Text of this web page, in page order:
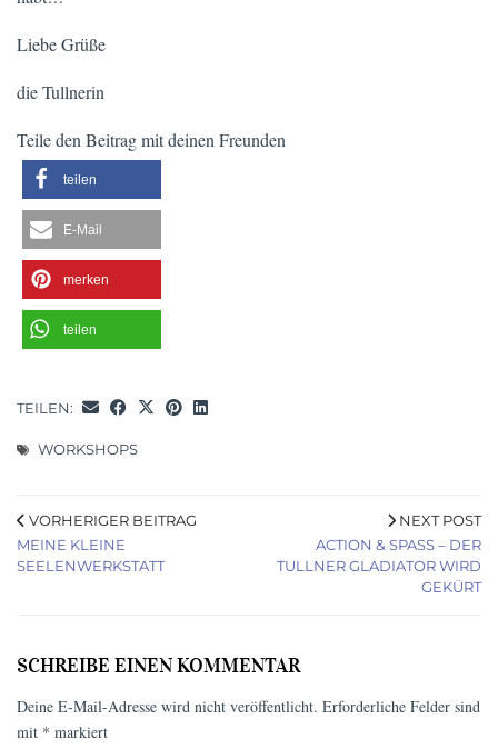
Liebe Grüße
die Tullnerin
Teile den Beitrag mit deinen Freunden
teilen
E-Mail
merken
teilen
TEILEN:
WORKSHOPS
VORHERIGER BEITRAG
MEINE KLEINE
SEELENWERKSTATT
NEXT POST
ACTION & SPASS – DER T
ULLNER GLADIATOR WIRD G
EKÜRT
SCHREIBE EINEN KOMMENTAR
Deine E-Mail-Adresse wird nicht veröffentlicht. Erforderliche Felder sind
mit * markiert